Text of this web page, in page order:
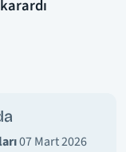
07 Mart 2026